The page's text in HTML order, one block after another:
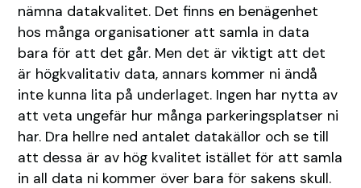
nämna datakvalitet. Det finns en benägenhet
hos många organisationer att samla in data
bara för att det går. Men det är viktigt att det
är högkvalitativ data, annars kommer ni ändå
inte kunna lita på underlaget. Ingen har nytta av
att veta ungefär hur många parkeringsplatser ni
har. Dra hellre ned antalet datakällor och se till
att dessa är av hög kvalitet istället för att samla
in all data ni kommer över bara för sakens skull.